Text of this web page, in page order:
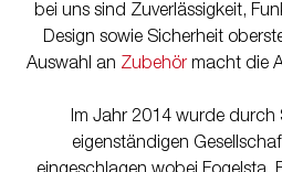
bei uns sind Zuverlässigkeit,
Design sowie Sicherheit
Auswahl an Zubehör macht die
Im Jahr 2014 wurde durch
eigenständigen